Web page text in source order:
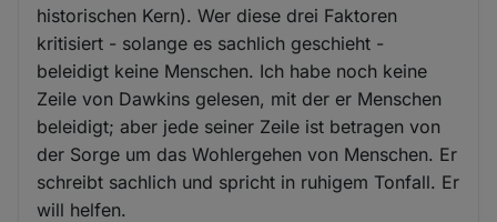
historischen Kern). Wer diese drei Faktoren
kritisiert - solange es sachlich geschieht -
beleidigt keine Menschen. Ich habe noch keine
Zeile von Dawkins gelesen, mit der er Menschen
beleidigt; aber jede seiner Zeile ist betragen von
der Sorge um das Wohlergehen von Menschen. Er
schreibt sachlich und spricht in ruhigem Tonfall. Er
will helfen.